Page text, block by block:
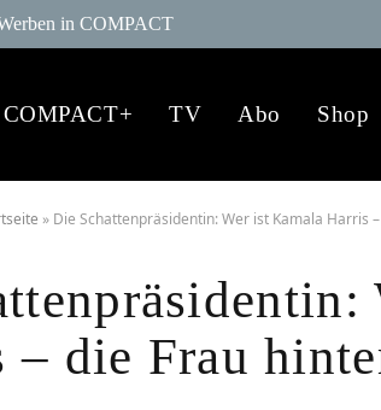
in COMPACT
COMPACT+ TV Abo Shop
» Die Schattenpräsidentin: Wer ist Kamala Harris
– die Frau